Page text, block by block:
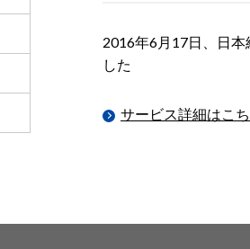
2016年6月17日、日
した
サービス詳細はこ